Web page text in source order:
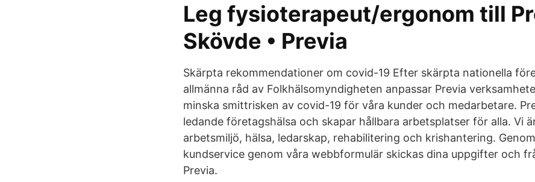
Leg fysioterapeut/ergonom till
Skövde • Previa
Skärpta rekommendationer om covid-19 Efter skärpta nationella
allmänna råd av Folkhälsomyndigheten anpassar Previa
minska smittrisken av covid-19 för våra kunder och medarbetare.
ledande företagshälsa och skapar hållbara arbetsplatser för alla. Vi
arbetsmiljö, hälsa, ledarskap, rehabilitering och krishantering.
kundservice genom våra webbformulär skickas dina uppgifter och
Previa.